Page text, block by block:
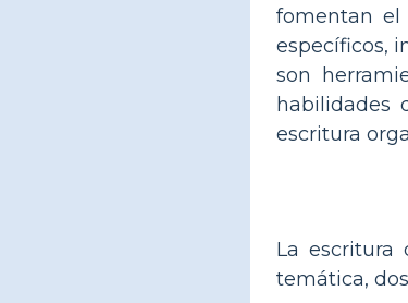
fomentan el
específicos,
son
habilidades
escritura
La escritura
temática,